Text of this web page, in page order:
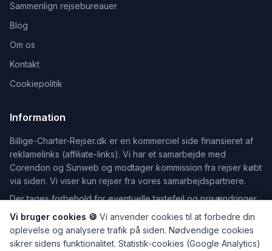
Sammenlign rejsebureauer
Blog
Om os
Kontakt
Cookiepolitik
Information
Billige-Charter-Rejser.dk er en kommerciel side finansieret af
reklamelinks (affiliate-links). Vi har et samarbejde med
Corendon og Sunweb og modtager kommission fra rejser købt
via siden. Vi viser kun rejser fra vores samarbejdspartnere.
Der tages forbehold for eventuelle tastefejl og prisændringer.
Vi bruger cookies 🍪 Vi anvender cookies til at forbedre din
oplevelse og analysere trafik på siden. Nødvendige cookies
sikrer sidens funktionalitet. Statistik-cookies (Google Analytics)